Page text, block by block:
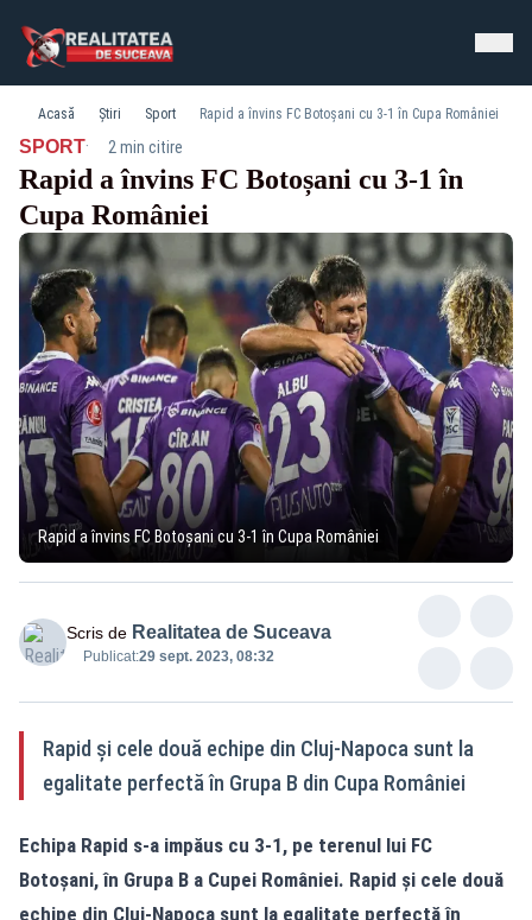
Acasă Știri Sport Rapid a învins FC Botoșani cu 3-1 în Cupa României
SPORT· 2 min citire
Rapid a învins FC Botoșani cu 3-1 în
Cupa României
Rapid a învins FC Botoșani cu 3-1 în Cupa României
Scris de Realitatea de Suceava
Publicat:29 sept. 2023, 08:32
Rapid și cele două echipe din Cluj-Napoca sunt la
egalitate perfectă în Grupa B din Cupa României
Echipa Rapid s-a impăus cu 3-1, pe terenul lui FC
Botoşani, în Grupa B a Cupei României. Rapid și cele două
echipe din Cluj-Napoca sunt la egalitate perfectă în